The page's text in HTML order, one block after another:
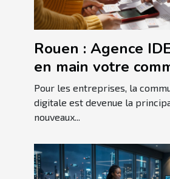
Rouen : Agence
en main votre
!Pour les entreprises, la
digitale est devenue la
nouveaux...